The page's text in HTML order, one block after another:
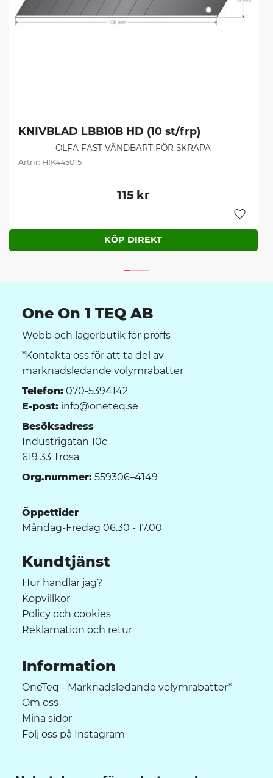
KNIVBLAD LBB10B HD (10 st/frp)
OLFA FAST VÄNDBART FÖR SKRAPA
HIK445015
115 kr
Lägg
One On 1 TEQ AB
Webb och lagerbutik för proffs
*Kontakta oss för att ta del av
marknadsledande volymrabatter
Telefon: 070-5394142
E-post: info@oneteq.se
Besöksadress
Industrigatan 10c
619 33 Trosa
Org.nummer: 559306–4149
Öppettider
Måndag-Fredag 06.30 - 17.00
Kundtjänst
Hur handlar jag?
Köpvillkor
Policy och cookies
Reklamation och retur
Information
OneTeq - Marknadsledande volymrabatter*
Om oss
Mina sidor
Följ oss på Instagram